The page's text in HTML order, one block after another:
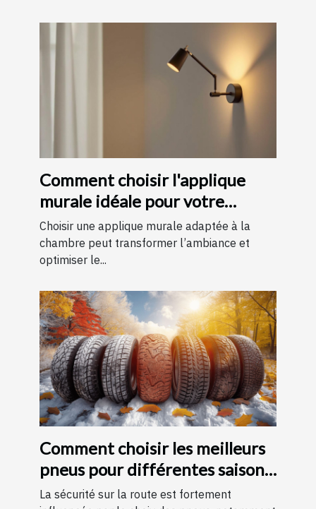
Comment choisir l'applique
murale idéale pour votre
chambre
Choisir une applique murale adaptée à la
chambre peut transformer l’ambiance et
optimiser le...
Comment choisir les meilleurs
pneus pour différentes saisons
?
La sécurité sur la route est fortement